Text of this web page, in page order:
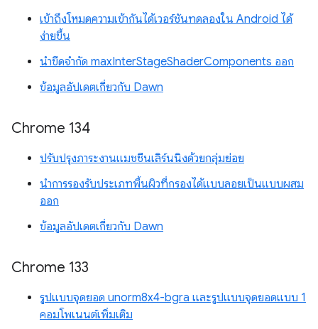
เข้าถึงโหมดความเข้ากันได้เวอร์ชันทดลองใน Android ได้
ง่ายขึ้น
นำขีดจำกัด maxInterStageShaderComponents ออก
ข้อมูลอัปเดตเกี่ยวกับ Dawn
Chrome 134
ปรับปรุงภาระงานแมชชีนเลิร์นนิงด้วยกลุ่มย่อย
นำการรองรับประเภทพื้นผิวที่กรองได้แบบลอยเป็นแบบผสม
ออก
ข้อมูลอัปเดตเกี่ยวกับ Dawn
Chrome 133
รูปแบบจุดยอด unorm8x4-bgra และรูปแบบจุดยอดแบบ 1
คอมโพเนนต์เพิ่มเติม